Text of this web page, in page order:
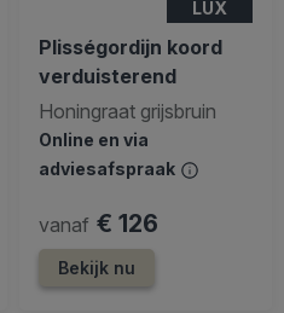
LUX
Plisségordijn koord
verduisterend
Honingraat grijsbruin
Online en via
adviesafspraak
vanaf € 126
Bekijk nu